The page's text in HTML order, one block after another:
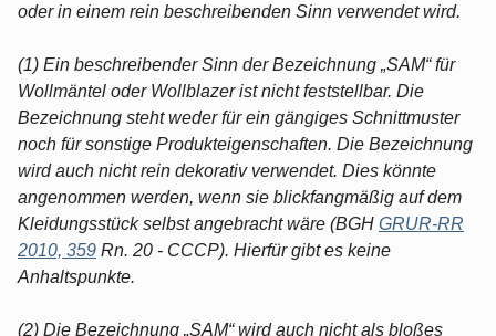
oder in einem rein beschreibenden Sinn verwendet wird.
(1) Ein beschreibender Sinn der Bezeichnung „SAM“ für
Wollmäntel oder Wollblazer ist nicht feststellbar. Die
Bezeichnung steht weder für ein gängiges Schnittmuster
noch für sonstige Produkteigenschaften. Die Bezeichnung
wird auch nicht rein dekorativ verwendet. Dies könnte
angenommen werden, wenn sie blickfangmäßig auf dem
Kleidungsstück selbst angebracht wäre (BGH GRUR-RR
2010, 359 Rn. 20 - CCCP). Hierfür gibt es keine
Anhaltspunkte.
(2) Die Bezeichnung „SAM“ wird auch nicht als bloßes